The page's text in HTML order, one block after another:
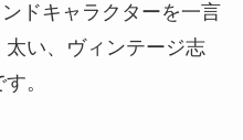
ドキャラクターを一言
い、ヴィンテージ志
。